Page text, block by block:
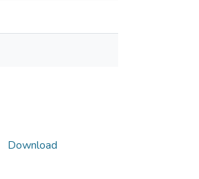
Download